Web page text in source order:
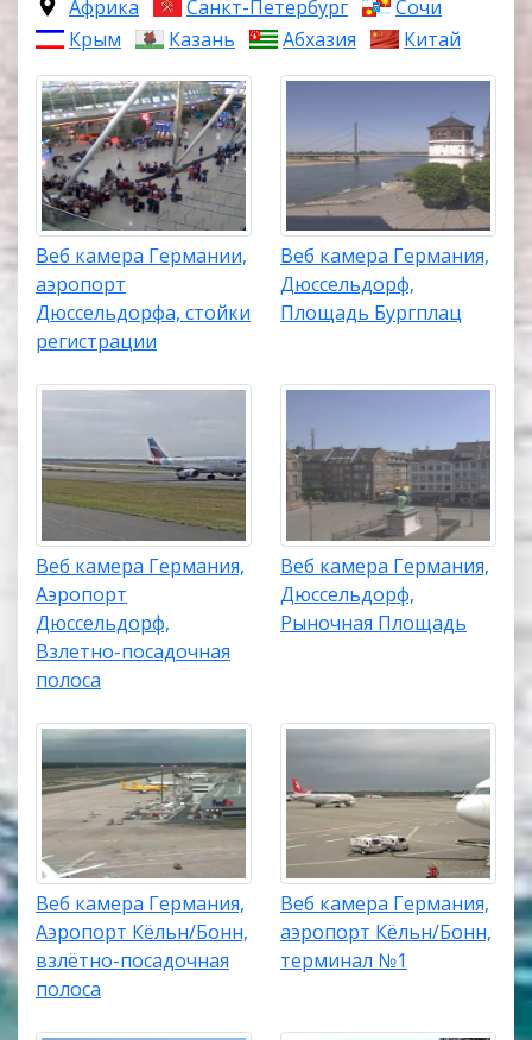
Африка Санкт-Петербург
Сочи
Крым
Казань Абхазия Китай
Веб камера Германии,
аэропорт
Дюссельдорфа, стойки
регистрации
Веб камера Германия,
Дюссельдорф,
Площадь Бургплац
Веб камера Германия,
Аэропорт
Дюссельдорф,
Взлетно-посадочная
полоса
Веб камера Германия,
Дюссельдорф,
Рыночная Площадь
Веб камера Германия,
Аэропорт Кёльн/Бонн,
взлётно-посадочная
полоса
Веб камера Германия,
аэропорт Кёльн/Бонн,
терминал №1